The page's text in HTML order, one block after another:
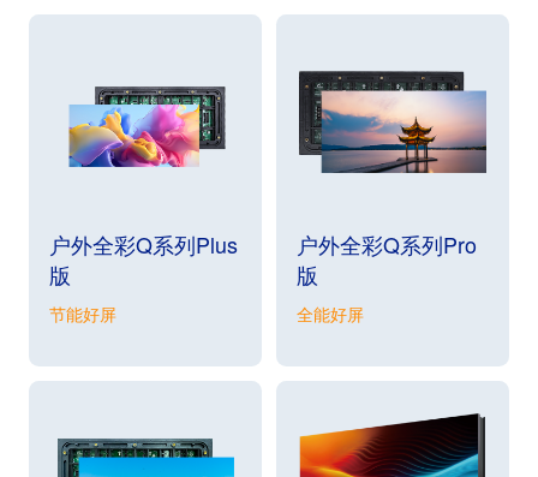
户外全彩Q系列Plus
版
节能好屏
户外全彩Q系列Pro
版
全能好屏